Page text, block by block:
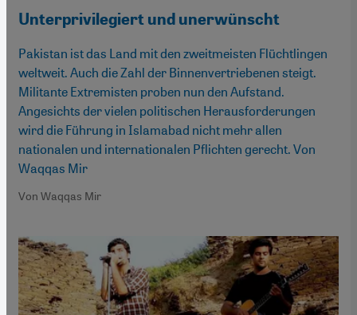
Unterprivilegiert und unerwünscht
Pakistan ist das Land mit den zweitmeisten Flüchtlingen
weltweit. Auch die Zahl der Binnenvertriebenen steigt.
Militante Extremisten proben nun den Aufstand.
Angesichts der vielen politischen Herausforderungen
wird die Führung in Islamabad nicht mehr allen
nationalen und internationalen Pflichten gerecht. Von
Waqqas Mir
Von Waqqas Mir